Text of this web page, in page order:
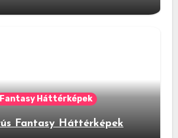
Fantasy Háttérképek
Fantasy Háttérképek